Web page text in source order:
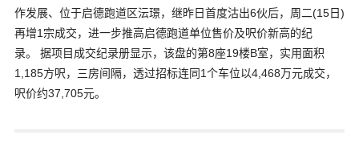
作发展、位于启德跑道区沄璟，继昨日首度沽出6伙后，周二(15日)
再增1宗成交，进一步推高启德跑道单位售价及呎价新高的纪
录。 据项目成交纪录册显示，该盘的第8座19楼B室，实用面积
1,185方呎，三房间隔，透过招标连同1个车位以4,468万元成交，
呎价约37,705元。